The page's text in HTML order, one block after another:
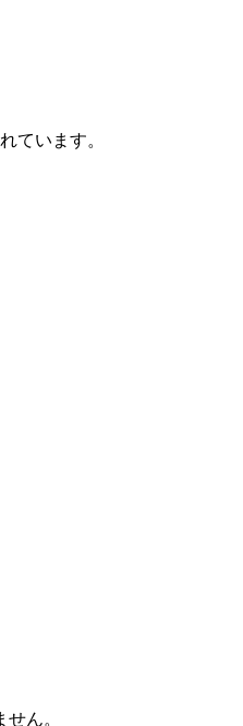
ています。
ん。